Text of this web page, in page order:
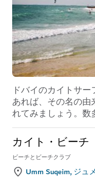
ドバイのカイトサ
あれば、その名の
れてみましょう。数
カイト・ビーチ
ビーチとビーチクラブ
Umm Suqeim, ジ